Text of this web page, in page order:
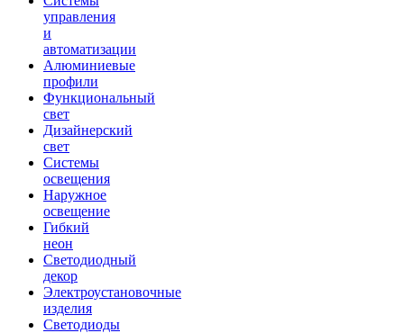
управления
и
автоматизации
Алюминиевые
профили
Функциональный
свет
Дизайнерский
свет
Системы
освещения
Наружное
освещение
Гибкий
неон
Светодиодный
декор
Электроустановочные
изделия
Светодиоды